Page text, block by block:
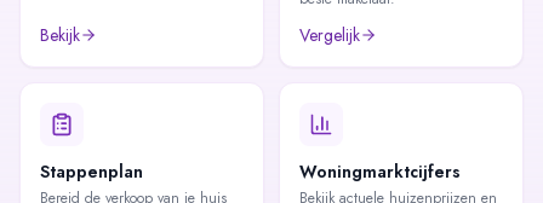
Bekijk Vergelijk
Stappenplan
Bereid de verkoop van je huis
Woningmarktcijfers
Bekijk actuele huizenprijzen en